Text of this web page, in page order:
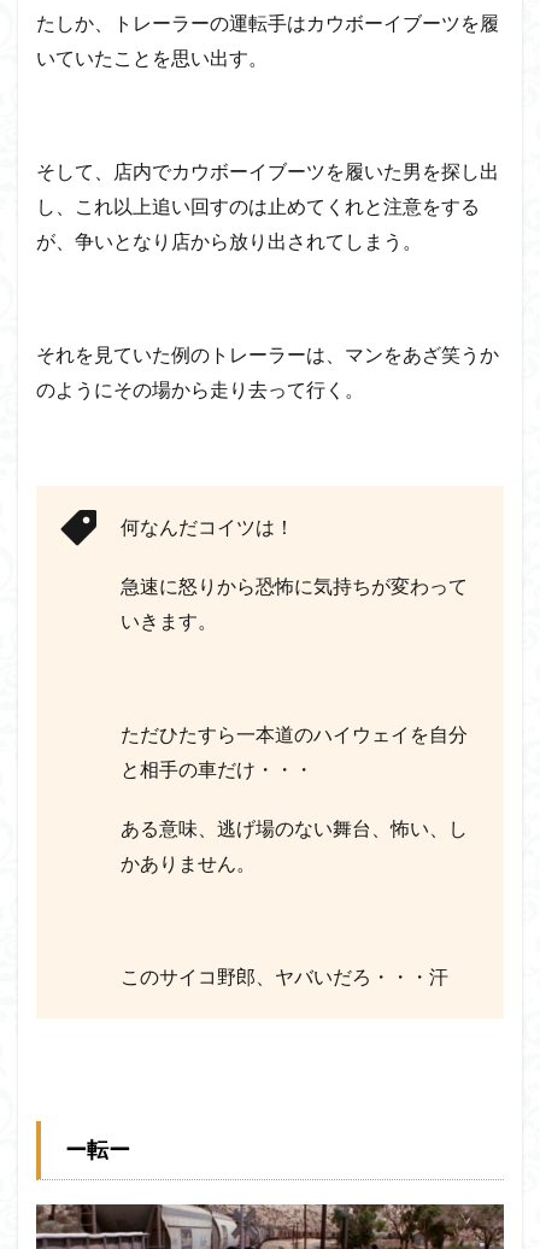
たしか、トレーラーの運転手はカウボーイブーツを履
いていたことを思い出す。
そして、店内でカウボーイブーツを履いた男を探し出
し、これ以上追い回すのは止めてくれと注意をする
が、争いとなり店から放り出されてしまう。
それを見ていた例のトレーラーは、マンをあざ笑うか
のようにその場から走り去って行く。
何なんだコイツは！
急速に怒りから恐怖に気持ちが変わって
いきます。
ただひたすら一本道のハイウェイを自分
と相手の車だけ・・・
ある意味、逃げ場のない舞台、怖い、し
かありません。
このサイコ野郎、ヤバいだろ・・・汗
ー転ー